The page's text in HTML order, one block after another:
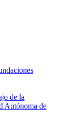
de la
Autónoma de